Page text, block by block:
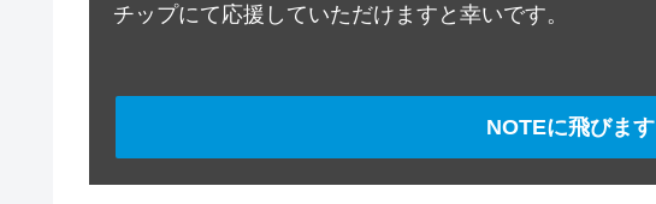
チップにて応援していただけますと幸いです。
NOTEに飛びます